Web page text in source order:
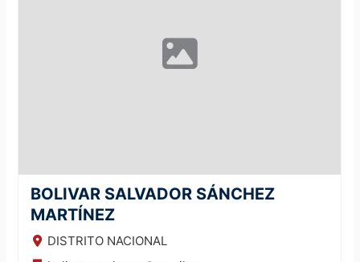
BOLIVAR SALVADOR SÁNCHEZ
MARTÍNEZ
DISTRITO NACIONAL